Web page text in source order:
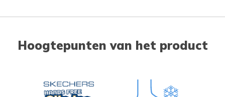
Hoogtepunten van het product